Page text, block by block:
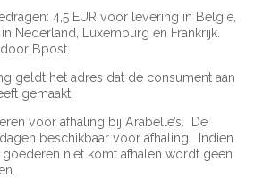
4,5 EUR voor levering in België,
Nederland, Luxemburg en Frankrijk.
Bpost.
geldt het adres dat de consument aan
gemaakt.
voor afhaling bij Arabelle’s. De
beschikbaar voor afhaling. Indien
niet komt afhalen wordt geen